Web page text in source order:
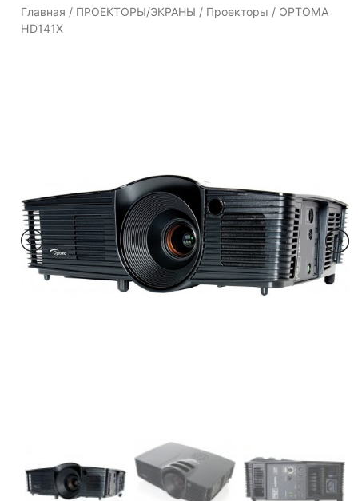
Главная / ПРОЕКТОРЫ/ЭКРАНЫ / Проекторы / OPTOMA
HD141X